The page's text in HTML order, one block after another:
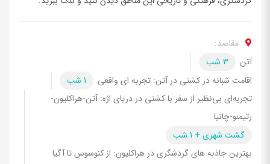
مقاصد:
آتن
3 شب
اقامت شبانه در کشتی در آتن: تجربه ای واقعی
1 شب
تجربه‌ای بی‌نظیر از سفر با کشتی در دریای اژه: آتن-هراکلیون-
رتیمنو-چانیا
گشت شهری + 1 شب
بهترین جاذبه های گردشگری در هراکلیون: از کنوسوس تا آگیا